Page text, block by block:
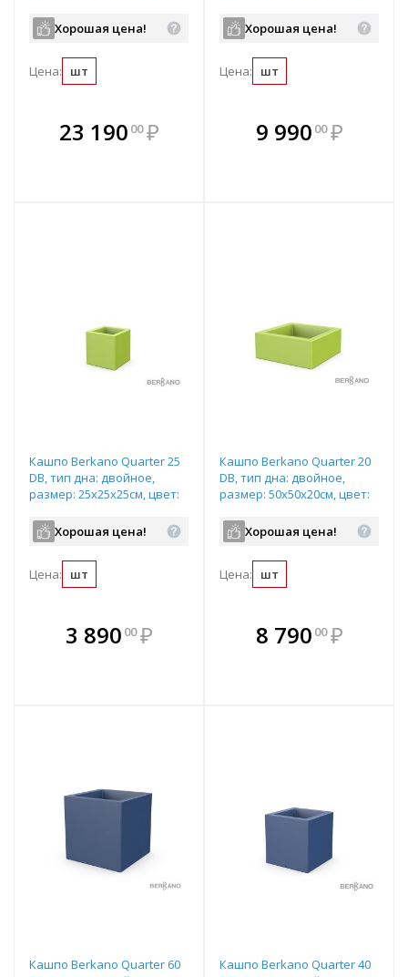
арт.220_051_16
Хорошая цена!
Цена: шт
23 190 00 ₽
В комплекте
всегда выгоднее!
арт.220_049_16
Хорошая цена!
Цена: шт
В комплекте
всегда выгоднее!
9 990 00 ₽
Кашпо Berkano Quarter 25
DB, тип дна: двойное,
размер: 25x25x25см, цвет:
арт.220_047_16
Хорошая цена!
Цена: шт
3 890 00 ₽
В комплекте
всегда выгоднее!
Кашпо Berkano Quarter 20
DB, тип дна: двойное,
размер: 50x50x20см, цвет:
арт.220_046_16
Хорошая цена!
Цена: шт
В комплекте
всегда выгоднее!
8 790 00 ₽
Кашпо Berkano Quarter 60
Кашпо Berkano Quarter 40